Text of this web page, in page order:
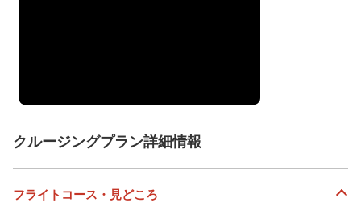
クルージングプラン詳細情報
フライトコース・見どころ